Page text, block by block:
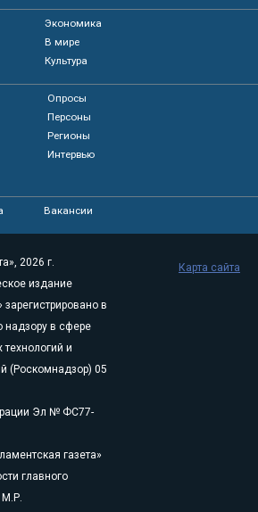
Экономика
В мире
Культура
Опросы
Персоны
Регионы
Интервью
Вакансии
2026 г.
издание
зарегистрировано в
в сфере
и
(Роскомнадзор) 05
Эл № ФС77-
газета»
главного
Карта сайта